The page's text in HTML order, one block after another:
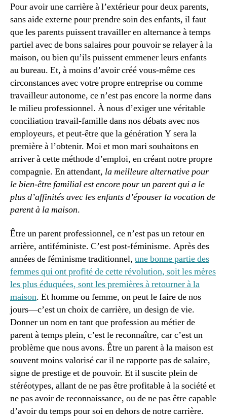
Pour avoir une carrière à l’extérieur pour deux parents,
sans aide externe pour prendre soin des enfants, il faut
que les parents puissent travailler en alternance à temps
partiel avec de bons salaires pour pouvoir se relayer à la
maison, ou bien qu’ils puissent emmener leurs enfants
au bureau. Et, à moins d’avoir créé vous-même ces
circonstances avec votre propre entreprise ou comme
travailleur autonome, ce n’est pas encore la norme dans
le milieu professionnel. À nous d’exiger une véritable
conciliation travail-famille dans nos débats avec nos
employeurs, et peut-être que la génération Y sera la
première à l’obtenir. Moi et mon mari souhaitons en
arriver à cette méthode d’emploi, en créant notre propre
compagnie. En attendant, la meilleure alternative pour
le bien-être familial est encore pour un parent qui a le
plus d’affinités avec les enfants d’épouser la vocation de
parent à la maison.
Être un parent professionnel, ce n’est pas un retour en
arrière, antiféministe. C’est post-féminisme. Après des
années de féminisme traditionnel, une bonne partie des
femmes qui ont profité de cette révolution, soit les mères
les plus éduquées, sont les premières à retourner à la
maison. Et homme ou femme, on peut le faire de nos
jours—c’est un choix de carrière, un design de vie.
Donner un nom en tant que profession au métier de
parent à temps plein, c’est le reconnaître, car c’est un
problème que nous avons. Être un parent à la maison est
souvent moins valorisé car il ne rapporte pas de salaire,
signe de prestige et de pouvoir. Et il suscite plein de
stéréotypes, allant de ne pas être profitable à la société et
ne pas avoir de reconnaissance, ou de ne pas être capable
d’avoir du temps pour soi en dehors de notre carrière.